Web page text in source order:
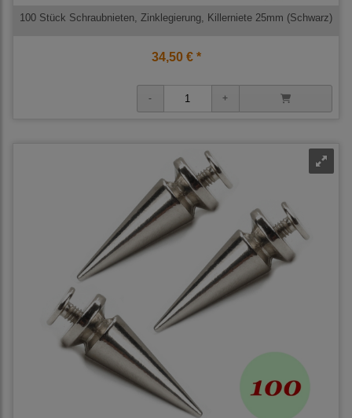
100 Stück Schraubnieten, Zinklegierung, Killerniete 25mm (Schwarz)
34,50 € *